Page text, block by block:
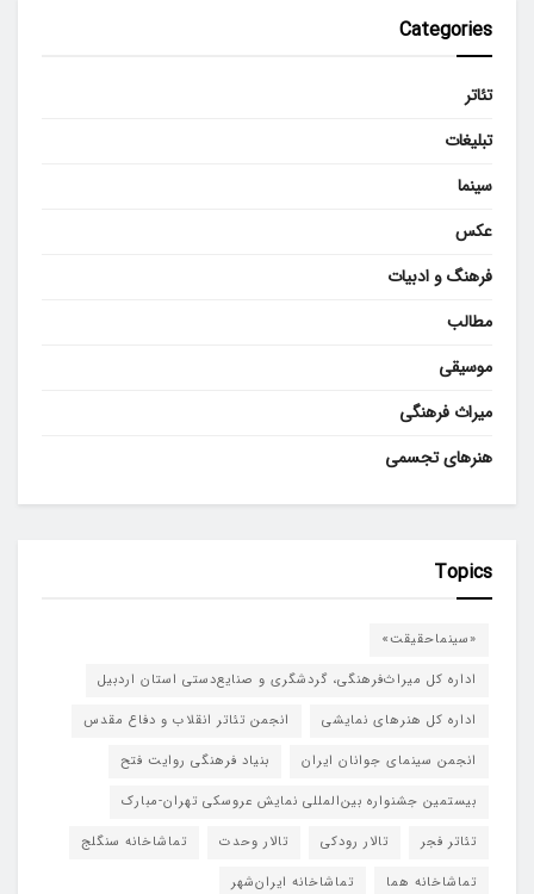
Categories
تئاتر
تبلیغات
سینما
عکس
فرهنگ و ادبیات
مطالب
موسیقی
میراث فرهنگی
هنرهای تجسمی
Topics
«سینماحقیقت»
اداره کل میراث‌فرهنگی، گردشگری و صنایع‌دستی استان اردبیل
اداره کل هنرهای نمایشی
انجمن تئاتر انقلاب و دفاع مقدس
انجمن سینمای جوانان ایران
بنیاد فرهنگی روایت فتح
بیستمین جشنواره بین‌المللی نمایش عروسکی تهران-مبارک
تئاتر فجر
تالار رودکی تالار وحدت
تماشاخانه سنگلج
تماشاخانه هما
تماشاخانه‌ ایران‌شهر